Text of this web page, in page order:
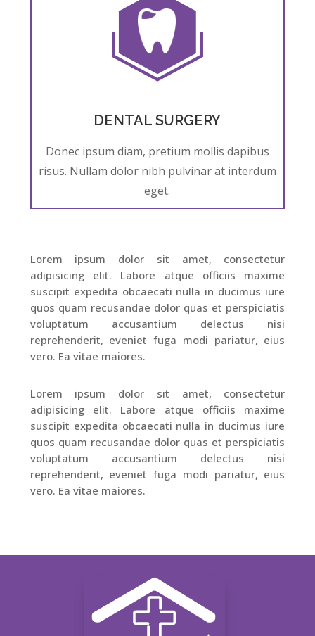
DENTAL SURGERY
Donec ipsum diam, pretium mollis dapibus
risus. Nullam dolor nibh pulvinar at interdum
eget.
Lorem ipsum dolor sit amet, consectetur
adipisicing elit. Labore atque officiis maxime
suscipit expedita obcaecati nulla in ducimus iure
quos quam recusandae dolor quas et perspiciatis
voluptatum accusantium delectus nisi
reprehenderit, eveniet fuga modi pariatur, eius
vero. Ea vitae maiores.
Lorem ipsum dolor sit amet, consectetur
adipisicing elit. Labore atque officiis maxime
suscipit expedita obcaecati nulla in ducimus iure
quos quam recusandae dolor quas et perspiciatis
voluptatum accusantium delectus nisi
reprehenderit, eveniet fuga modi pariatur, eius
vero. Ea vitae maiores.